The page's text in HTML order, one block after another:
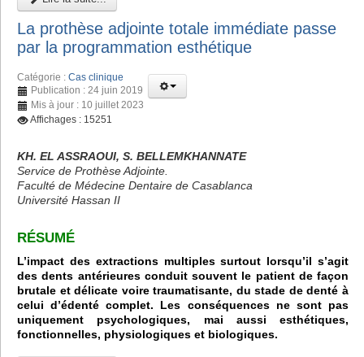
La prothèse adjointe totale immédiate passe
par la programmation esthétique
Catégorie : Cas clinique
Publication : 24 juin 2019
Mis à jour : 10 juillet 2023
Affichages : 15251
KH. EL ASSRAOUI, S. BELLEMKHANNATE
Service de Prothèse Adjointe.
Faculté de Médecine Dentaire de Casablanca
Université Hassan II
RÉSUMÉ
L’impact des extractions multiples surtout lorsqu’il s’agit
des dents antérieures conduit souvent le patient de façon
brutale et délicate voire traumatisante, du stade de denté à
celui d’édenté complet. Les conséquences ne sont pas
uniquement psychologiques, mai aussi esthétiques,
fonctionnelles, physiologiques et biologiques.